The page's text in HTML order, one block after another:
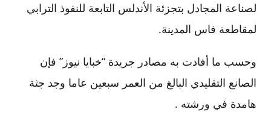
لصناعة المجادل بتجزئة الأندلس التابعة للنفوذ الترابي
لمقاطعة فاس المدينة.
وحسب ما أفادت به مصادر جريدة “خبايا نيوز” فإن
الصانع التقليدي البالغ من العمر سبعين عاما وجد جثة
هامدة في ورشته .